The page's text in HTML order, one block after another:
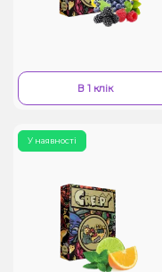
В 1 клік
У наявності